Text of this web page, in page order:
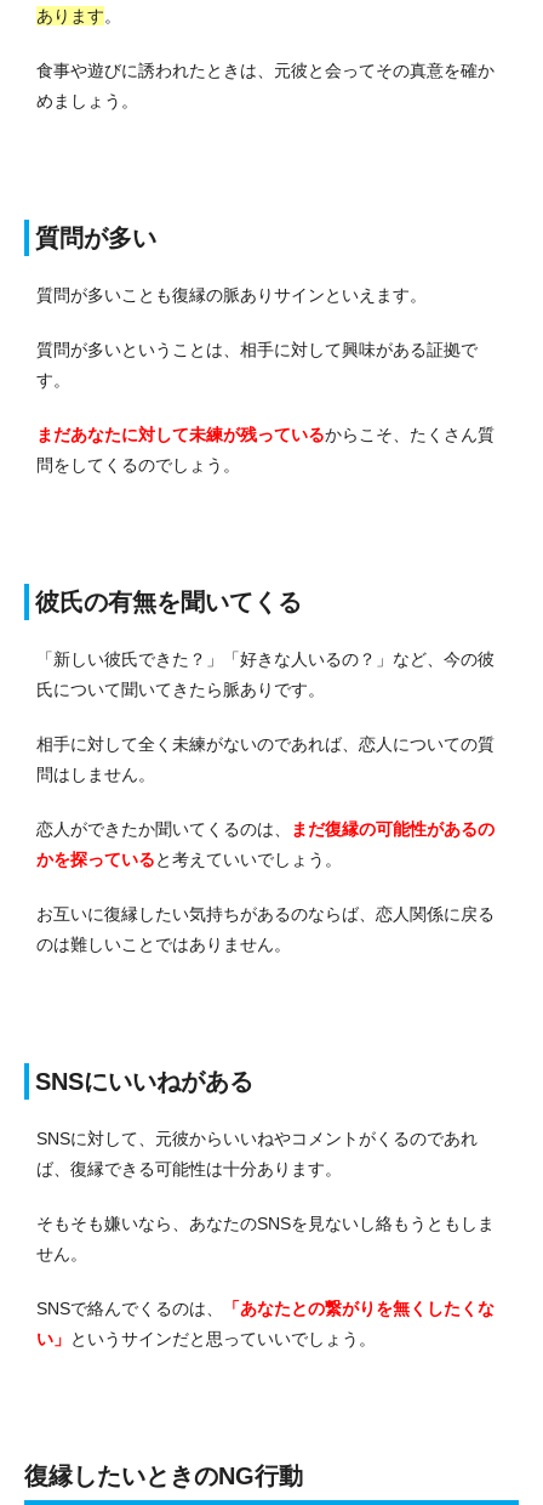
あります。
食事や遊びに誘われたときは、元彼と会ってその真意を確か
めましょう。
質問が多い
質問が多いことも復縁の脈ありサインといえます。
質問が多いということは、相手に対して興味がある証拠で
す。
まだあなたに対して未練が残っているからこそ、たくさん質
問をしてくるのでしょう。
彼氏の有無を聞いてくる
「新しい彼氏できた？」「好きな人いるの？」など、今の彼
氏について聞いてきたら脈ありです。
相手に対して全く未練がないのであれば、恋人についての質
問はしません。
恋人ができたか聞いてくるのは、
まだ復縁の可能性があるの
かを探っていると考えていいでしょう。
お互いに復縁したい気持ちがあるのならば、恋人関係に戻る
のは難しいことではありません。
SNSにいいねがある
SNSに対して、元彼からいいねやコメントがくるのであれ
ば、復縁できる可能性は十分あります。
そもそも嫌いなら、あなたのSNSを見ないし絡もうともしま
せん。
SNSで絡んでくるのは、
「あなたとの繋がりを無くしたくな
い」 というサインだと思っていいでしょう。
復縁したいときのNG行動